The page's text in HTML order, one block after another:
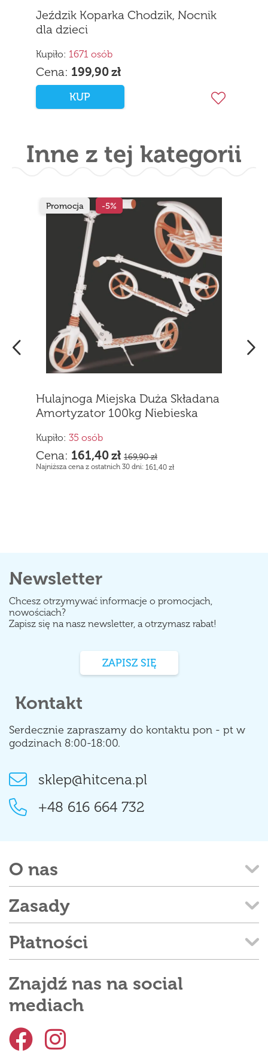
Jeździk Koparka Chodzik, Nocnik
dla dzieci
Kupiło: 1671 osób
Cena: 199,90zł
KUP
Inne z tej kategorii
Darmowa wysyłka
Hulajnoga Elektryczna E-
Scoopes z Amortyzacją
10" Zasięg 35km
Kupiło: 2 osób
Cena: 899,00zł
Newsletter
Chcesz otrzymywać informacje o promocjach,
nowościach?
Zapisz się na nasz newsletter, a otrzymasz rabat!
ZAPISZ SIĘ
Kontakt
Serdecznie zapraszamy do kontaktu pon - pt w
godzinach 8:00-18:00.
sklep@hitcena.pl
+48 616 664 732
O nas
Zasady
Płatności
Znajdź nas na social
mediach